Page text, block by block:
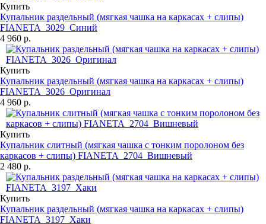
Купить
Купальник раздельный (мягкая чашка на каркасах + слипы)
FIANETA_3029_Синий
4 960 р.
Купить
Купальник раздельный (мягкая чашка на каркасах + слипы)
FIANETA_3026_Оригинал
4 960 р.
Купить
Купальник слитный (мягкая чашка с тонким поролоном без
каркасов + слипы) FIANETA_2704_Вишневый
2 480 р.
Купить
Купальник раздельный (мягкая чашка на каркасах + слипы)
FIANETA_3197_Хаки